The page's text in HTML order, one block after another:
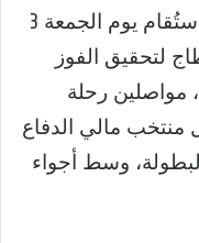
كأس الأمم الإفريقية 2025، والتي ستُقام يوم الجمعة 3
لتحقيق الفوز
مواصلين رحلة
منتخب مالي الدفاع
وسط أجواء